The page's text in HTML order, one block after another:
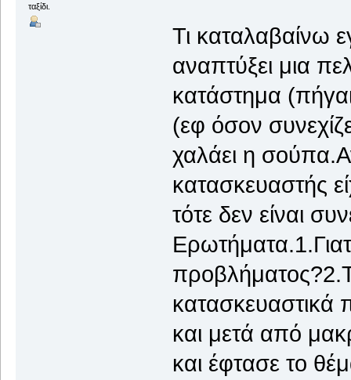
ταξίδι.
Τι καταλαβαίνω
αναπτύξει μια
κατάστημα
(εφ όσον
χαλάει η
κατασκευαστής
τότε δεν είναι
κατασκευαστικά
και μετά από
και έφτασε το